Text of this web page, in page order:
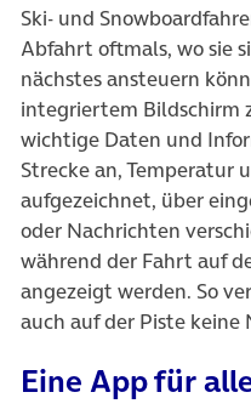
Ski- und
Abfahrt oftmals, wo sie
nächstes ansteuern
integriertem Bildschirm
wichtige Daten und
Strecke an, Temperatur
aufgezeichnet, über
oder Nachrichten
während der Fahrt auf
angezeigt werden. So
auch auf der Piste keine
Eine App für